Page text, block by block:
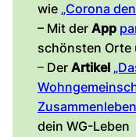
wie „Corona
– Mit der App
schönsten Orte
– Der Artikel
dein WG-Leben